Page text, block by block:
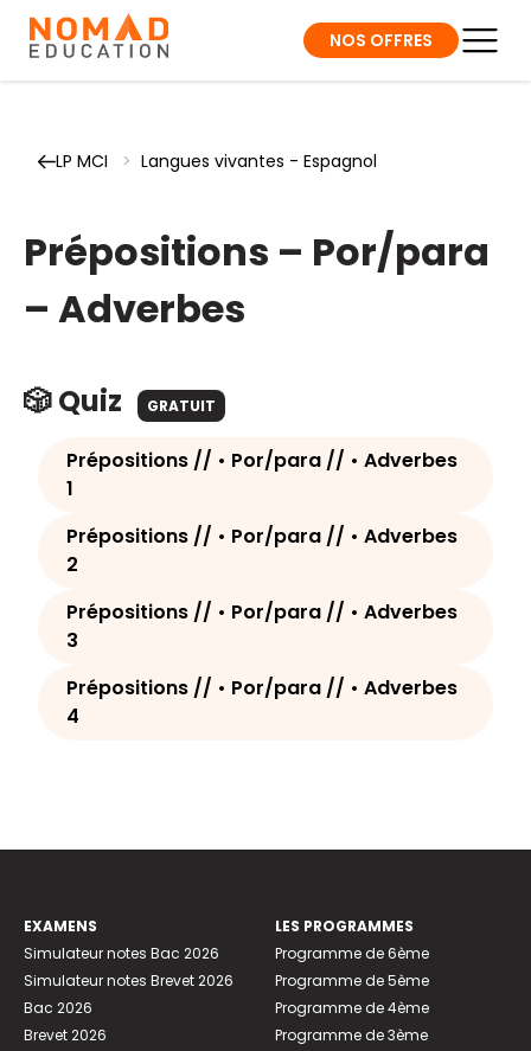
NOS OFFRES
LP MCI > Langues vivantes - Espagnol
Prépositions – Por/para
– Adverbes
🎲 Quiz GRATUIT
Prépositions // • Por/para // • Adverbes
1
Prépositions // • Por/para // • Adverbes
2
Prépositions // • Por/para // • Adverbes
3
Prépositions // • Por/para // • Adverbes
4
EXAMENS
Simulateur notes Bac 2026
Simulateur notes Brevet 2026
Bac 2026
Brevet 2026
LES PROGRAMMES
Programme de 6ème
Programme de 5ème
Programme de 4ème
Programme de 3ème